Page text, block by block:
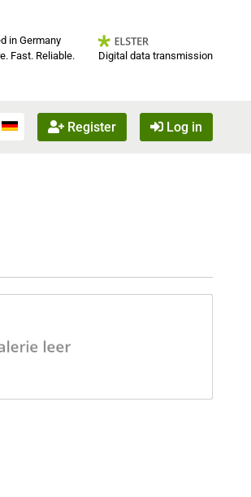
in Germany
Fast. Reliable.
Digital data transmission
Register Log in